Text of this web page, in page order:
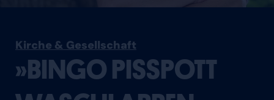
Kirche & Gesellschaft
»BINGO PISSPOTT